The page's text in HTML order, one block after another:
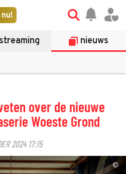
streaming nieuws
over de nieuwe
Woeste Grond
2024 17:15
©